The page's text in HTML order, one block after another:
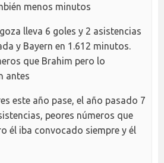
menos minutos
lleva 6 goles y 2 asistencias
y Bayern en 1.612 minutos.
que Brahim pero lo
antes
este año pase, el año pasado 7
peores números que
él iba convocado siempre y él